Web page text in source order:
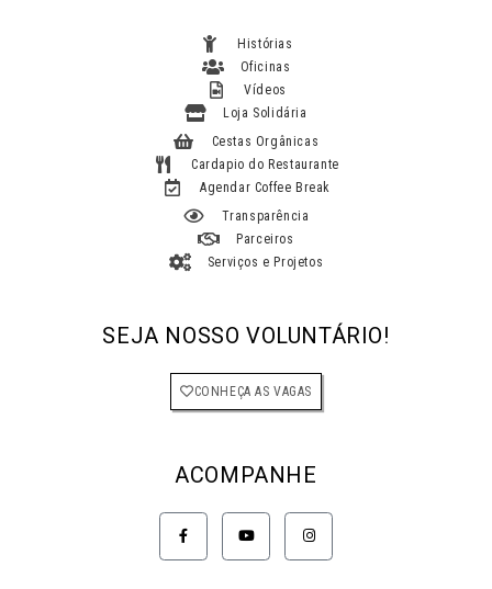
Histórias
Oficinas
Vídeos
Loja Solidária
Cestas Orgânicas
Cardapio do Restaurante
Agendar Coffee Break
Transparência
Parceiros
Serviços e Projetos
SEJA NOSSO VOLUNTÁRIO!
CONHEÇA AS VAGAS
ACOMPANHE
F
a
c
e
Y
o
u
t
I
n
s
t